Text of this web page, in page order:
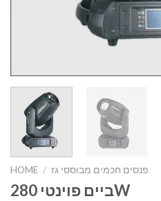
HOME / פנסים חכמים מבוססי גז
ביים פוינטי 280W